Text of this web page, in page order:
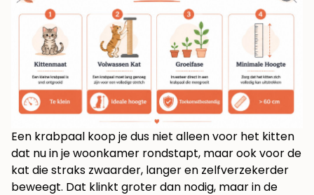
Een krabpaal koop je dus niet alleen voor het kitten
dat nu in je woonkamer rondstapt, maar ook voor de
kat die straks zwaarder, langer en zelfverzekerder
beweegt. Dat klinkt groter dan nodig, maar in de